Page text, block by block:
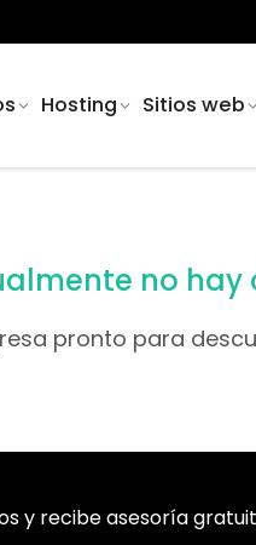
Hosting Sitios web
no hay
pronto para
y recibe asesoría